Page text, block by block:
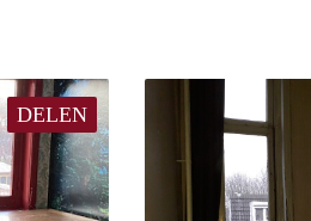
DELEN